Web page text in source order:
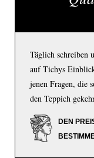
Täglich schreiben
auf Tichys
jenen Fragen, die
den Teppich
DEN